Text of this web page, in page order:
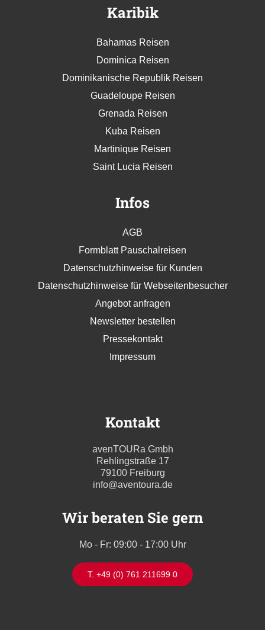
Karibik
Bahamas Reisen
Dominica Reisen
Dominikanische Republik Reisen
Guadeloupe Reisen
Grenada Reisen
Kuba Reisen
Martinique Reisen
Saint Lucia Reisen
Infos
AGB
Formblatt Pauschalreisen
Datenschutzhinweise für Kunden
Datenschutzhinweise für Webseitenbesucher
Angebot anfragen
Newsletter bestellen
Pressekontakt
Impressum
Kontakt
avenTOURa Gmbh
Rehlingstraße 17
79100 Freiburg
info@aventoura.de
Wir beraten Sie gern
Mo - Fr: 09:00 - 17:00 Uhr
T. +49 (0) 761 211699 0